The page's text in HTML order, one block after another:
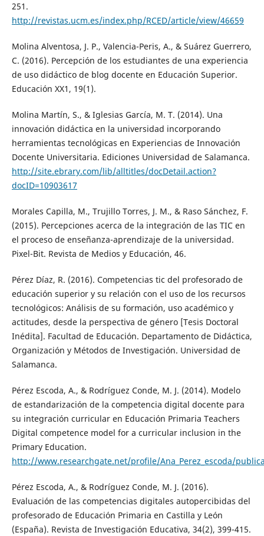
251.
http://revistas.ucm.es/index.php/RCED/article/view/46659
Molina Alventosa, J. P., Valencia-Peris, A., & Suárez Guerrero,
C. (2016). Percepción de los estudiantes de una experiencia
de uso didáctico de blog docente en Educación Superior.
Educación XX1, 19(1).
Molina Martín, S., & Iglesias García, M. T. (2014). Una
innovación didáctica en la universidad incorporando
herramientas tecnológicas en Experiencias de Innovación
Docente Universitaria. Ediciones Universidad de Salamanca.
http://site.ebrary.com/lib/alltitles/docDetail.action?
docID=10903617
Morales Capilla, M., Trujillo Torres, J. M., & Raso Sánchez, F.
(2015). Percepciones acerca de la integración de las TIC en
el proceso de enseñanza-aprendizaje de la universidad.
Pixel-Bit. Revista de Medios y Educación, 46.
Pérez Díaz, R. (2016). Competencias tic del profesorado de
educación superior y su relación con el uso de los recursos
tecnológicos: Análisis de su formación, uso académico y
actitudes, desde la perspectiva de género [Tesis Doctoral
Inédita]. Facultad de Educación. Departamento de Didáctica,
Organización y Métodos de Investigación. Universidad de
Salamanca.
Pérez Escoda, A., & Rodríguez Conde, M. J. (2014). Modelo
de estandarización de la competencia digital docente para
su integración curricular en Educación Primaria Teachers
Digital competence model for a curricular inclusion in the
Primary Education.
http://www.researchgate.net/profile/Ana_Perez_escoda/
Pérez Escoda, A., & Rodríguez Conde, M. J. (2016).
Evaluación de las competencias digitales autopercibidas del
profesorado de Educación Primaria en Castilla y León
(España). Revista de Investigación Educativa, 34(2), 399-415.